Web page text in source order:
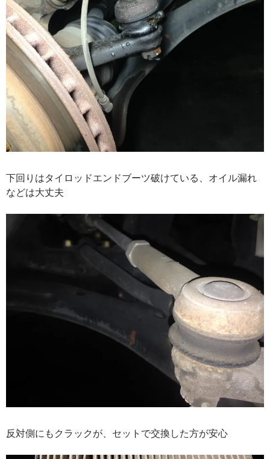
下回りはタイロッドエンドブーツ破けている、オイル漏れ
などは大丈夫
反対側にもクラックが、セットで交換した方が安心